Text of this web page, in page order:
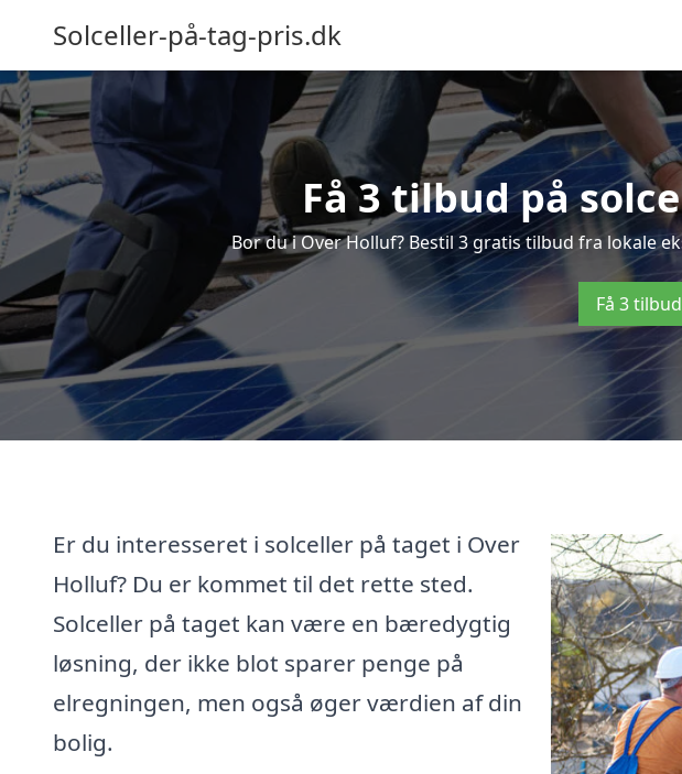
Solceller-på-tag-pris.dk
Få 3 tilbud på
Bor du i Over Holluf? Bestil 3 gratis tilbud fra lokale
Få 3
Er du interesseret i solceller på taget i Over
Holluf? Du er kommet til det rette sted.
Solceller på taget kan være en bæredygtig
løsning, der ikke blot sparer penge på
elregningen, men også øger værdien af din
bolig.